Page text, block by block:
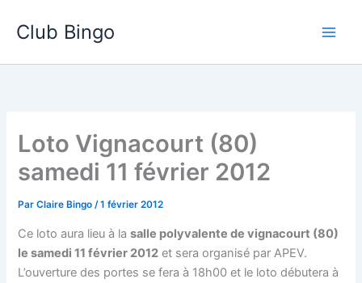
Club Bingo
Loto Vignacourt (80)
samedi 11 février 2012
ParClaire Bingo/1 février 2012
Ce loto aura lieu à lasalle polyvalente de vignacourt (80)
le samedi 11 février 2012 et sera organisé par APEV.
L’ouverture des portes se fera à 18h00 et le loto débutera à